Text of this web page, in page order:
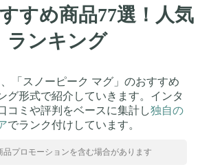
すめ商品77選！人気
ランキング
「スノーピーク マグ」のおすすめ
グ形式で紹介していきます。インタ
コミや評判をベースに集計し独自の
でランク付けしています。
品プロモーションを含む場合があります